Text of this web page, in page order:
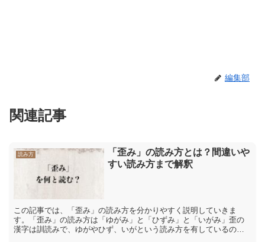
編集部
関連記事
読み方
「歪み」の読み方とは？間違いや
すい読み方まで解釈
この記事では、「歪み」の読み方を分かりやすく説明していきま
す。「歪み」の読み方は「ゆがみ」と「ひずみ」と「いがみ」歪の
漢字は訓読みで、ゆがやひず、いがという読み方を有しているので